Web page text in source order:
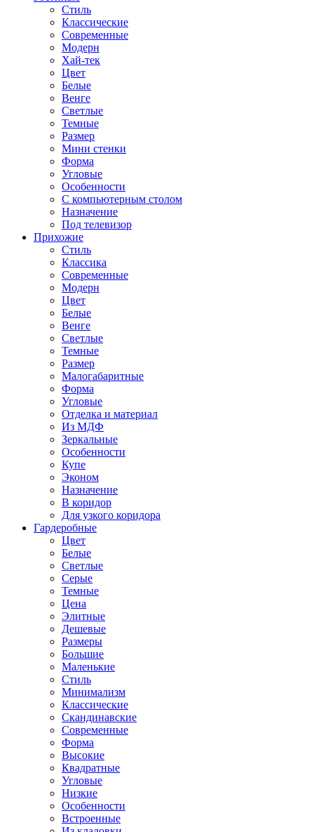
Стиль
Классические
Современные
Модерн
Хай-тек
Цвет
Белые
Венге
Светлые
Темные
Размер
Мини стенки
Форма
Угловые
Особенности
С компьютерным столом
Назначение
Под телевизор
Прихожие
Стиль
Классика
Современные
Модерн
Цвет
Белые
Венге
Светлые
Темные
Размер
Малогабаритные
Форма
Угловые
Отделка и материал
Из МДФ
Зеркальные
Особенности
Купе
Эконом
Назначение
В коридор
Для узкого коридора
Гардеробные
Цвет
Белые
Светлые
Серые
Темные
Цена
Элитные
Дешевые
Размеры
Большие
Маленькие
Стиль
Минимализм
Классические
Скандинавские
Современные
Форма
Высокие
Квадратные
Угловые
Низкие
Особенности
Встроенные